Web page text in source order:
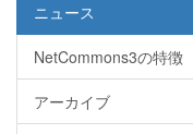
ニュース
NetCommons3の特徴
アーカイブ